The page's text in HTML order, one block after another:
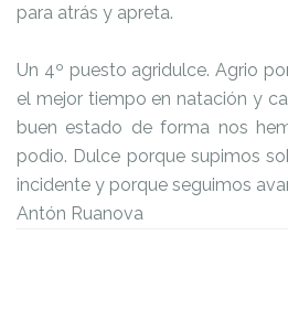
para atrás y apreta.
Un 4º puesto agridulce. Agrio
el mejor tiempo en natación y
buen estado de forma nos
podio. Dulce porque supimos
incidente y porque seguimos
Antón Ruanova